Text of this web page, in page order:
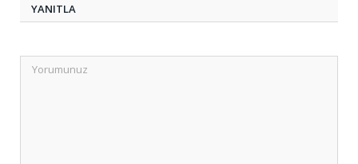
YANITLA